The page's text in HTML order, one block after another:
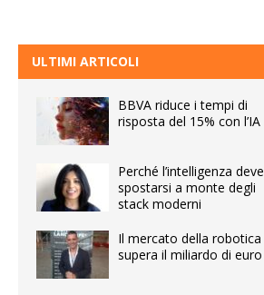
ULTIMI ARTICOLI
BBVA riduce i tempi di
risposta del 15% con l’IA
Perché l’intelligenza deve
spostarsi a monte degli
stack moderni
Il mercato della robotica
supera il miliardo di euro